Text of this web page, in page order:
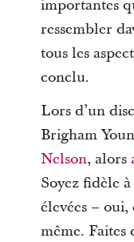
importantes
ressembler
tous les
conclu.
Lors d’un
Brigham
Nelson, alors
Soyez fidèle
élevées –
même.